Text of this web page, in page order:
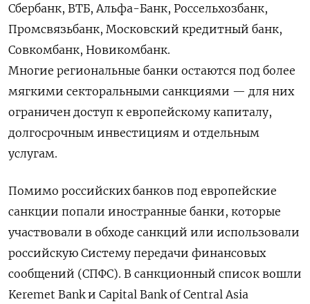
Сбербанк, ВТБ, Альфа-Банк, Россельхозбанк,
Промсвязьбанк, Московский кредитный банк,
Совкомбанк, Новикомбанк.
Многие региональные банки остаются под более
мягкими секторальными санкциями — для них
ограничен доступ к европейскому капиталу,
долгосрочным инвестициям и отдельным
услугам.
Помимо российских банков под европейские
санкции попали иностранные банки, которые
участвовали в обходе санкций или использовали
российскую Систему передачи финансовых
сообщений (СПФС). В санкционный список вошли
Keremet Bank и Capital Bank of Central Asia